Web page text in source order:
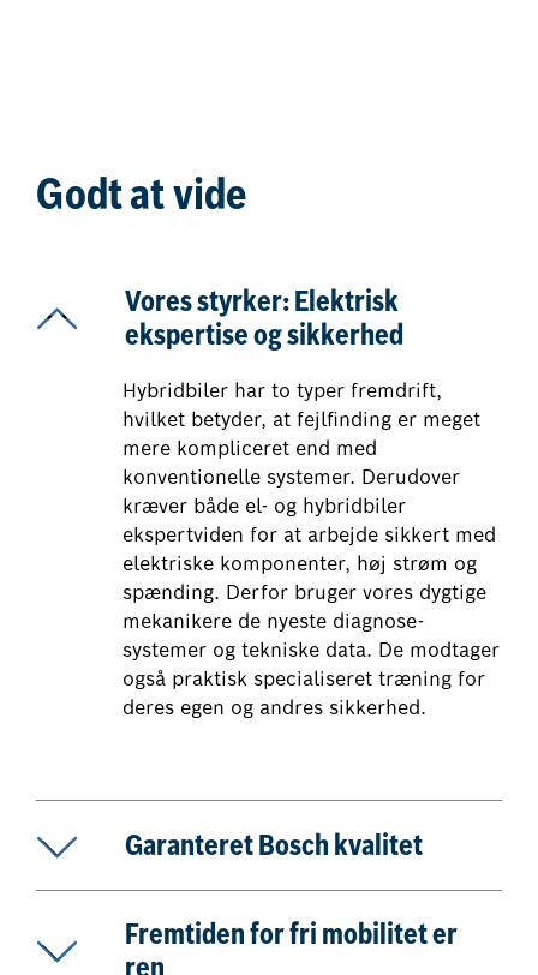
Godt at vide
Vores styrker: Elektrisk
ekspertise og sikkerhed
Hybridbiler har to typer fremdrift,
hvilket betyder, at fejlfinding er meget
mere kompliceret end med
konventionelle systemer. Derudover
kræver både el- og hybridbiler
ekspertviden for at arbejde sikkert med
elektriske komponenter, høj strøm og
spænding. Derfor bruger vores dygtige
mekanikere de nyeste diagnose-
systemer og tekniske data. De modtager
også praktisk specialiseret træning for
deres egen og andres sikkerhed.
Garanteret Bosch kvalitet
Fremtiden for fri mobilitet er